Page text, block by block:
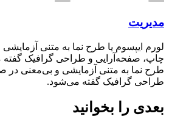
مدیریت
لورم ایپسوم یا طرح‌ نما به متنی
چاپ، صفحه‌آرایی و طراحی گرافیک گفته
طرح‌ نما به متنی آزمایشی و بی‌معنی در
طراحی گرافیک گفته می‌شود.
بعدی را بخوانید